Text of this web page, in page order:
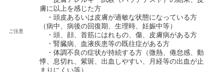
ご注意
膚に以上を感じた方
・頭皮あるいは皮膚が過敏な状態になっている方
（病中、病後の回復期、生理時、妊娠中等）
・頭、顔、首筋にはれもの、傷、皮膚病がある方
・腎臓病、血液疾患等の既往症がある方
・体調不良の症状が持続する方（微熱、倦怠感、動
悸、息切れ、紫斑、出血しやすい、月経等の出血が止
まりにくい等）